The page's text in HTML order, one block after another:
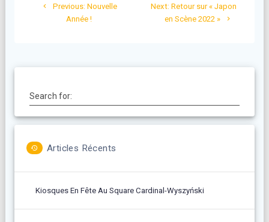
Previous: Previous
post:
Nouvelle
Année !
Next: Next
post:
Retour sur « Japon
en Scène 2022 »
Search for:
Articles Récents
Kiosques En Fête Au Square Cardinal-Wyszyński